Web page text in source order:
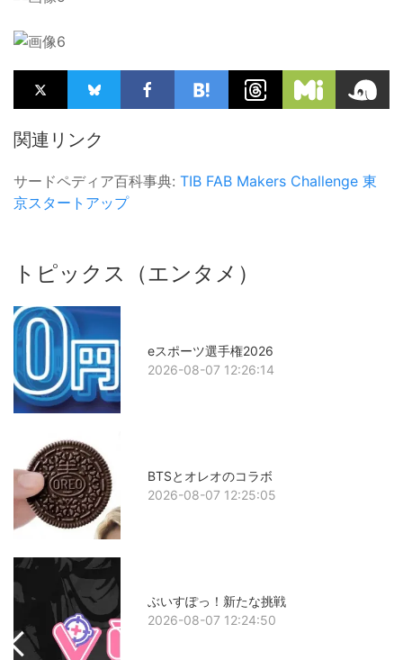
関連リンク
サードペディア百科事典: TIB FAB Makers Challenge 東
京スタートアップ
トピックス（エンタメ）
eスポーツ選手権2026
2026-08-07 12:26:14
BTSとオレオのコラボ
2026-08-07 12:25:05
ぶいすぽっ！新たな挑戦
2026-08-07 12:24:50